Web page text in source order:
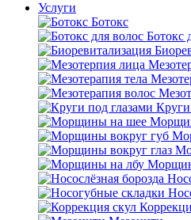
Услуги
Ботокс
Ботокс
Круги